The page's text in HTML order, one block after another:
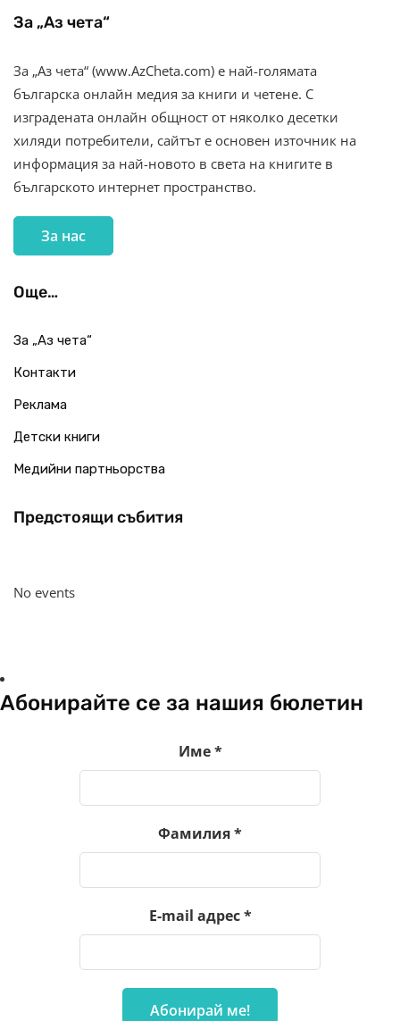
За „Аз чета“
За „Аз чета“ (www.AzCheta.com) е най-голямата
българска онлайн медия за книги и четене. С
изградената онлайн общност от няколко десетки
хиляди потребители, сайтът е основен източник на
информация за най-новото в света на книгите в
българското интернет пространство.
За нас
Още…
За „Аз чета“
Контакти
Реклама
Детски книги
Медийни партньорства
Предстоящи събития
No events
Абонирайте се за нашия бюлетин
Име*
Фамилия*
E-mail адрес*